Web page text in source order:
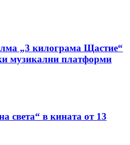
„3 килограма Щастие“
музикални платформи
света“ в кината от 13